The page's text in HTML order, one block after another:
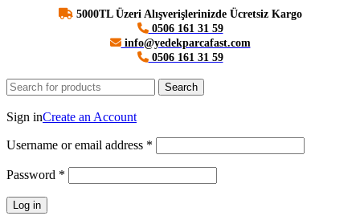
5000TL Üzeri Alışverişlerinizde Ücretsiz Kargo
0506 161 31 59
info@yedekparcafast.com
0506 161 31 59
Search
Sign inCreate an Account
Username or email address *
Password *
Log in